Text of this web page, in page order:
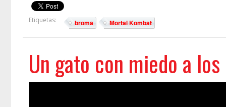
Etiquetas: broma Mortal Kombat
Un gato con miedo a